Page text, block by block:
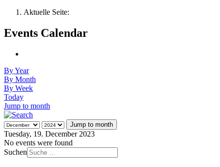
Aktuelle Seite:
Events Calendar
By Year
By Month
By Week
Today
Jump to month
Jump to month
Tuesday, 19. December 2023
No events were found
Suchen